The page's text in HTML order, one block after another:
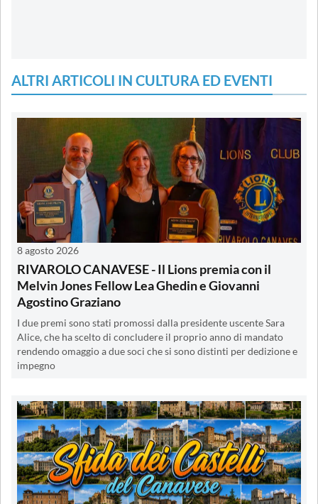
ALTRI ARTICOLI IN CULTURA ED EVENTI
8 agosto 2026
RIVAROLO CANAVESE - Il Lions premia con il
Melvin Jones Fellow Lea Ghedin e Giovanni
Agostino Graziano
I due premi sono stati promossi dalla presidente uscente Sara
Alice, che ha scelto di concludere il proprio anno di mandato
rendendo omaggio a due soci che si sono distinti per dedizione e
impegno